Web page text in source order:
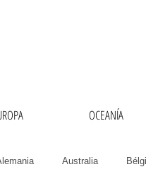
OCEANÍA
Australia